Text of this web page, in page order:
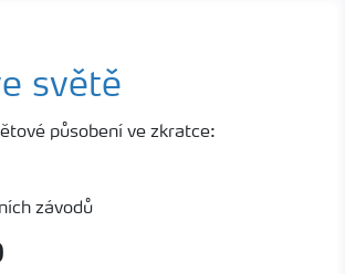
světě
působení ve zkratce:
závodů